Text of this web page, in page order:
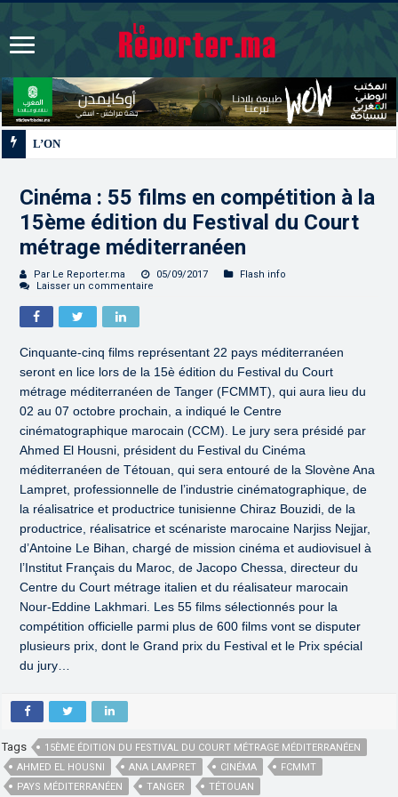
L’ONMT renforce l’attractivité des régions grâce à u
Cinéma : 55 films en compétition à la
15ème édition du Festival du Court
métrage méditerranéen
Par Le Reporter.ma 05/09/2017
Flash info
Laisser un commentaire
Cinquante-cinq films représentant 22 pays méditerranéen
seront en lice lors de la 15è édition du Festival du Court
métrage méditerranéen de Tanger (FCMMT), qui aura lieu du
02 au 07 octobre prochain, a indiqué le Centre
cinématographique marocain (CCM). Le jury sera présidé par
Ahmed El Housni, président du Festival du Cinéma
méditerranéen de Tétouan, qui sera entouré de la Slovène Ana
Lampret, professionnelle de l’industrie cinématographique, de
la réalisatrice et productrice tunisienne Chiraz Bouzidi, de la
productrice, réalisatrice et scénariste marocaine Narjiss Nejjar,
d’Antoine Le Bihan, chargé de mission cinéma et audiovisuel à
l’Institut Français du Maroc, de Jacopo Chessa, directeur du
Centre du Court métrage italien et du réalisateur marocain
Nour-Eddine Lakhmari. Les 55 films sélectionnés pour la
compétition officielle parmi plus de 600 films vont se disputer
plusieurs prix, dont le Grand prix du Festival et le Prix spécial
du jury…
Tags
15ÈME ÉDITION DU FESTIVAL DU COURT MÉTRAGE MÉDITERRANÉEN
AHMED EL HOUSNI
ANA LAMPRET CINÉMA
FCMMT
PAYS MÉDITERRANÉEN
TANGER TÉTOUAN